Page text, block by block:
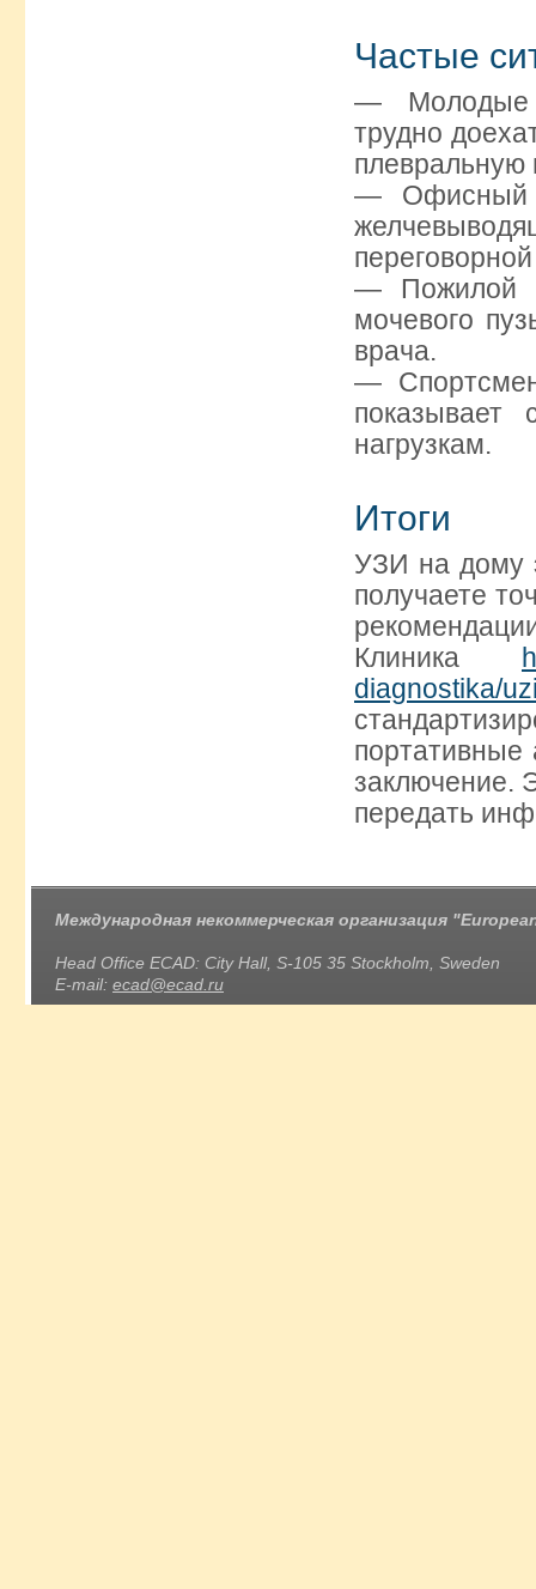
Частые
— Молодые
трудно
плевральную
— Офисный
— Пожилой
мочевого
врача.
—
показывает
нагрузкам.
Итоги
УЗИ на дому
получаете
Клиника
diagnostika/
портативные
заключение.
передать
Международная некоммерческая организация
Head Office ECAD: City Hall, S-105 35 Stockholm, Sweden
E-mail: ecad@ecad.ru